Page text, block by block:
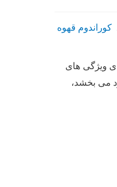
کوراندوم قهوه
ویژگی های
می بخشد،